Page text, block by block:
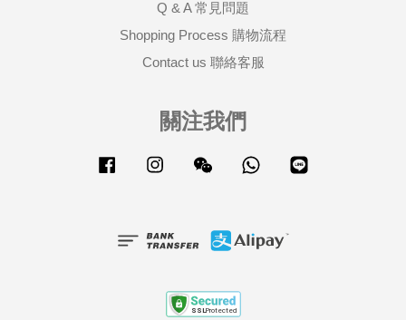
Q & A 常見問題
Shopping Process 購物流程
Contact us 聯絡客服
關注我們
Facebook Instagram Wechat Whatsapp